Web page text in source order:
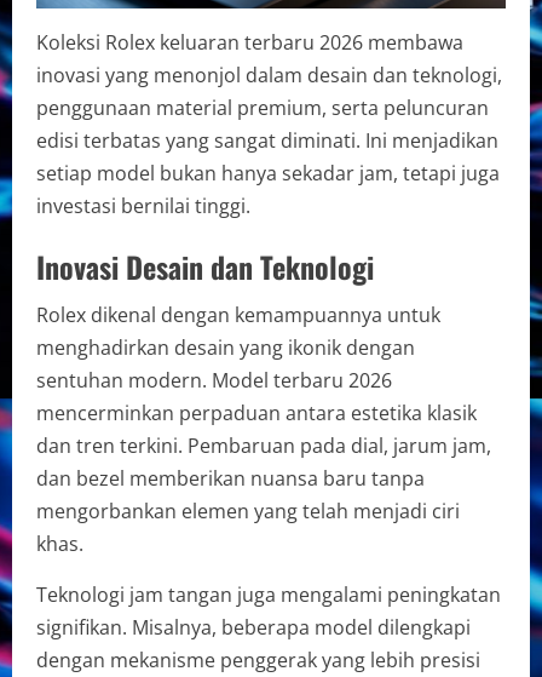
Koleksi Rolex keluaran terbaru 2026 membawa
inovasi yang menonjol dalam desain dan teknologi,
penggunaan material premium, serta peluncuran
edisi terbatas yang sangat diminati. Ini menjadikan
setiap model bukan hanya sekadar jam, tetapi juga
investasi bernilai tinggi.
Inovasi Desain dan Teknologi
Rolex dikenal dengan kemampuannya untuk
menghadirkan desain yang ikonik dengan
sentuhan modern. Model terbaru 2026
mencerminkan perpaduan antara estetika klasik
dan tren terkini. Pembaruan pada dial, jarum jam,
dan bezel memberikan nuansa baru tanpa
mengorbankan elemen yang telah menjadi ciri
khas.
Teknologi jam tangan juga mengalami peningkatan
signifikan. Misalnya, beberapa model dilengkapi
dengan mekanisme penggerak yang lebih presisi